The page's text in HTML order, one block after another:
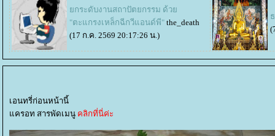
กระดับงานสถาปัตยกรรม ด้ว
"ตะแกรงเหล็กฉีกวีแอนด์พี" the_death
(17 ก.ค. 2569 20:17:26 น.)
เอนทรี่ก่อนหน้านี้
ครอท สารพัดเมนู คลิกที่นี่ค่ะ